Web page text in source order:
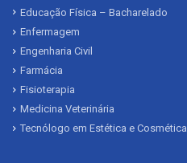
Educação Física – Bacharelado
Enfermagem
Engenharia Civil
Farmácia
Fisioterapia
Medicina Veterinária
Tecnólogo em Estética e Cosmética